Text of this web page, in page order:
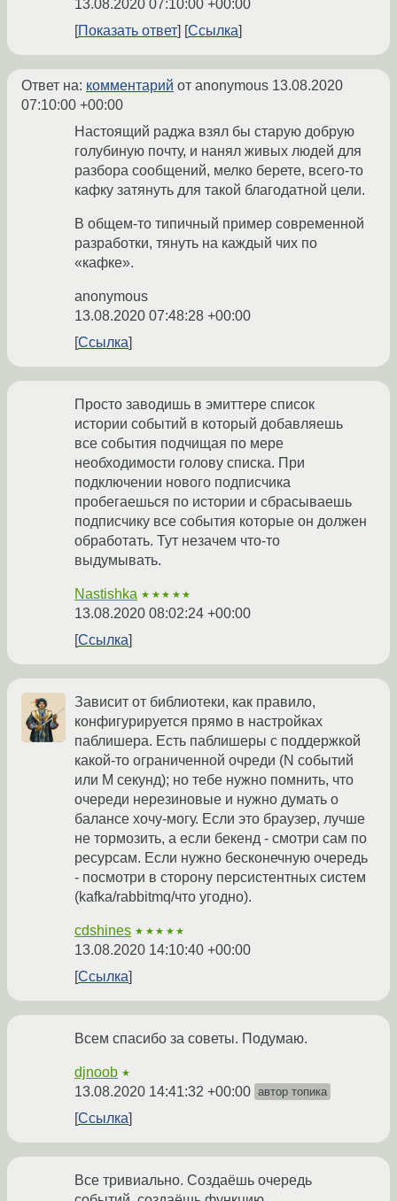
13.08.2020 07:10:00 +00:00
Показать ответ
Ссылка
Ответ на: комментарий от anonymous 13.08.2020
07:10:00 +00:00
Настоящий раджа взял бы старую добрую
голубиную почту, и нанял живых людей для
разбора сообщений, мелко берете, всего-то
кафку затянуть для такой благодатной цели.
В общем-то типичный пример современной
разработки, тянуть на каждый чих по
«кафке».
anonymous
13.08.2020 07:48:28 +00:00
Ссылка
Просто заводишь в эмиттере список
истории событий в который добавляешь
все события подчищая по мере
необходимости голову списка. При
подключении нового подписчика
пробегаешься по истории и сбрасываешь
подписчику все события которые он должен
обработать. Тут незачем что-то
выдумывать.
Nastishka ★★★★★
13.08.2020 08:02:24 +00:00
Ссылка
Зависит от библиотеки, как правило,
конфигурируется прямо в настройках
паблишера. Есть паблишеры с поддержкой
какой-то ограниченной очреди (N событий
или M секунд); но тебе нужно помнить, что
очереди нерезиновые и нужно думать о
балансе хочу-могу. Если это браузер, лучше
не тормозить, а если бекенд - смотри сам по
ресурсам. Если нужно бесконечную очередь
- посмотри в сторону персистентных систем
(kafka/rabbitmq/что угодно).
cdshines ★★★★★
13.08.2020 14:10:40 +00:00
Ссылка
Всем спасибо за советы. Подумаю.
djnoob ★
13.08.2020 14:41:32 +00:00 автор топика
Ссылка
Все тривиально. Создаёшь очередь